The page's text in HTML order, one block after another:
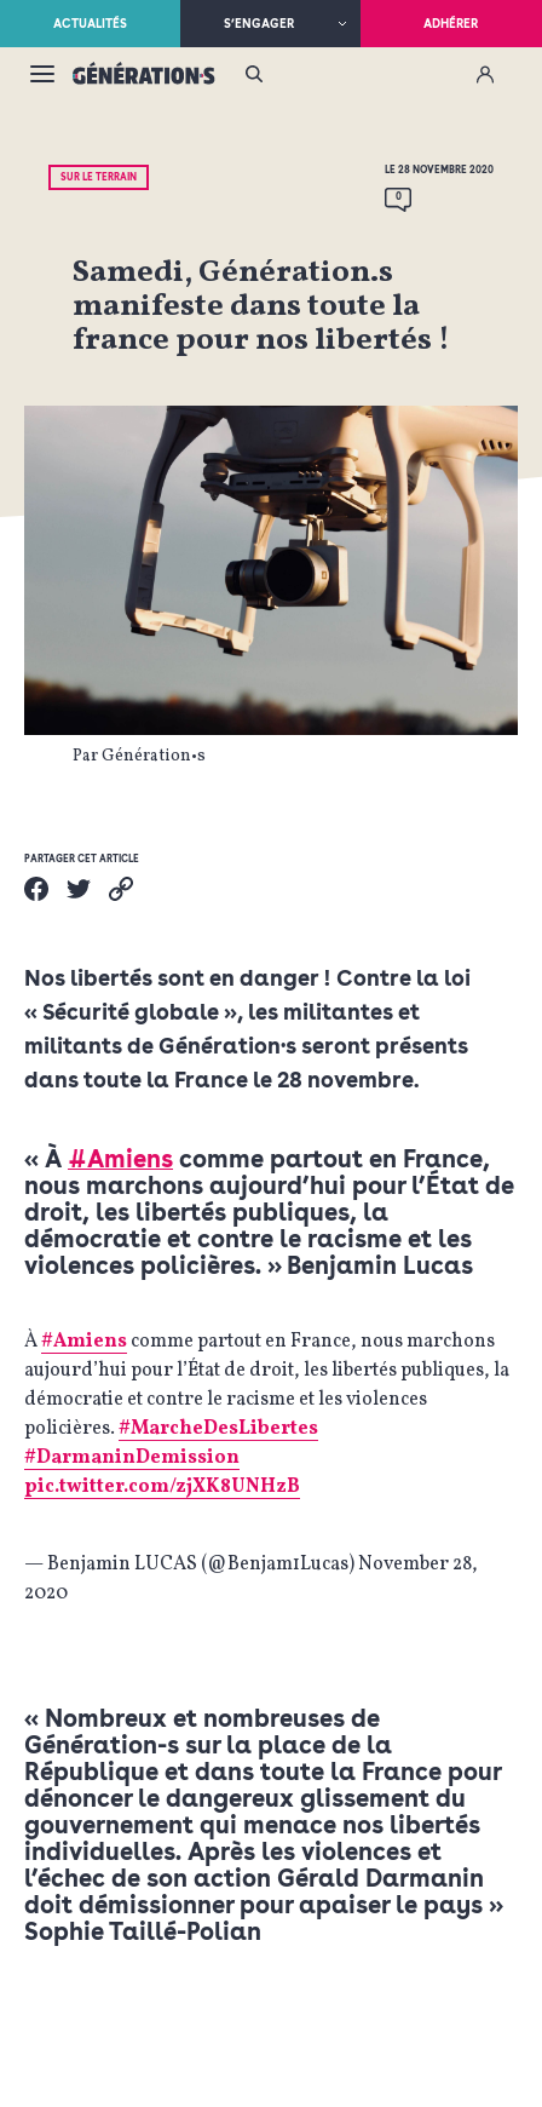
ACTUALITÉS S’ENGAGER ADHÉRER
SUR LE TERRAIN
LE 28 NOVEMBRE 2020
0
Samedi, Génération.s
manifeste dans toute la
france pour nos libertés !
Par Génération•s
PARTAGER CET ARTICLE
Nos libertés sont en danger ! Contre la loi
« Sécurité globale », les militantes et
militants de Génération·s seront présents
dans toute la France le 28 novembre.
« À #Amiens comme partout en France,
nous marchons aujourd’hui pour l’État de
droit, les libertés publiques, la
démocratie et contre le racisme et les
violences policières. » Benjamin Lucas
À#Amienscomme partout en France, nous marchons
aujourd’hui pour l’État de droit, les libertés publiques, la
démocratie et contre le racisme et les violences
policières.#MarcheDesLibertes
#DarmaninDemission
pic.twitter.com/zjXK8UNHzB
— Benjamin LUCAS (@Benjam1Lucas)November 28,
2020
« Nombreux et nombreuses de
Génération-s sur la place de la
République et dans toute la France pour
dénoncer le dangereux glissement du
gouvernement qui menace nos libertés
individuelles. Après les violences et
l’échec de son action Gérald Darmanin
doit démissionner pour apaiser le pays »
Sophie Taillé-Polian